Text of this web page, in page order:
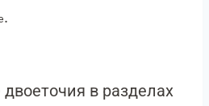
.
в разделах